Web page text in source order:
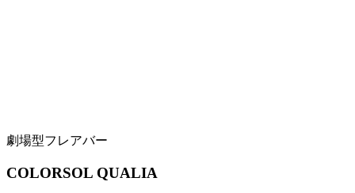
劇場型フレアバー
COLORSOL QUALIA